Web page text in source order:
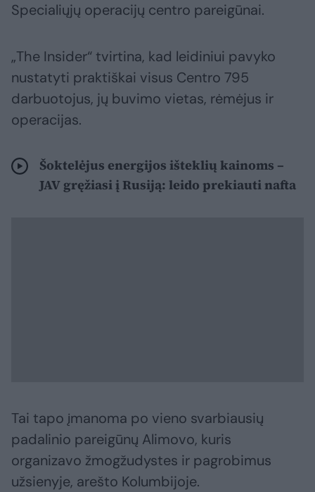
Specialiųjų operacijų centro pareigūnai.
„The Insider“ tvirtina, kad leidiniui pavyko
nustatyti praktiškai visus Centro 795
darbuotojus, jų buvimo vietas, rėmėjus ir
operacijas.
Šoktelėjus energijos išteklių kainoms –
JAV gręžiasi į Rusiją: leido prekiauti nafta
Tai tapo įmanoma po vieno svarbiausių
padalinio pareigūnų Alimovo, kuris
organizavo žmogžudystes ir pagrobimus
užsienyje, arešto Kolumbijoje.